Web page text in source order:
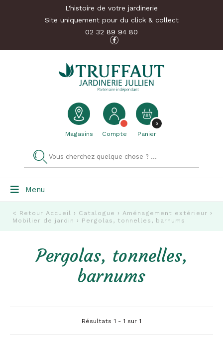
L'histoire de votre jardinerie
Site uniquement pour du click & collect
02 32 89 94 80
Magasins Compte
0
Panier
Menu
< Retour Accueil › Catalogue › Aménagement extérieur ›
Mobilier de jardin › Pergolas, tonnelles, barnums
Pergolas, tonnelles,
barnums
Résultats 1 - 1 sur 1